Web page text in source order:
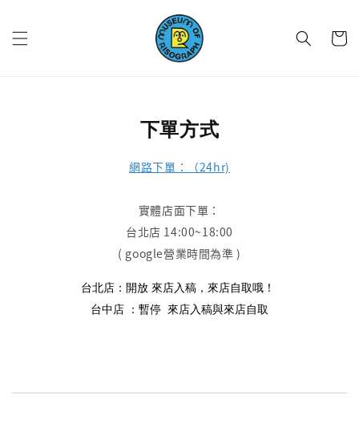
下單方式
網路下單：（24hr)
實體店面下單：
台北店 14:00~18:00
( google營業時間為準 )
台北店：開放 來店入稿，來店自取哦！
台中店 ： 暫停 來店入稿與來店自取